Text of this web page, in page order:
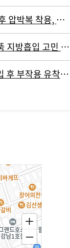
[라포르시안] 지방흡입 후 압박복 착용, 결과에 영향 주지 않아...통증…
[V헬스] 여름 앞두고 팔뚝 지방흡입 고민 중이라면 '이것' 주의해야
[메디컬투데이] 지방흡입 후 부작용 유착현상인 ‘바이오본드’ 개선하려면?